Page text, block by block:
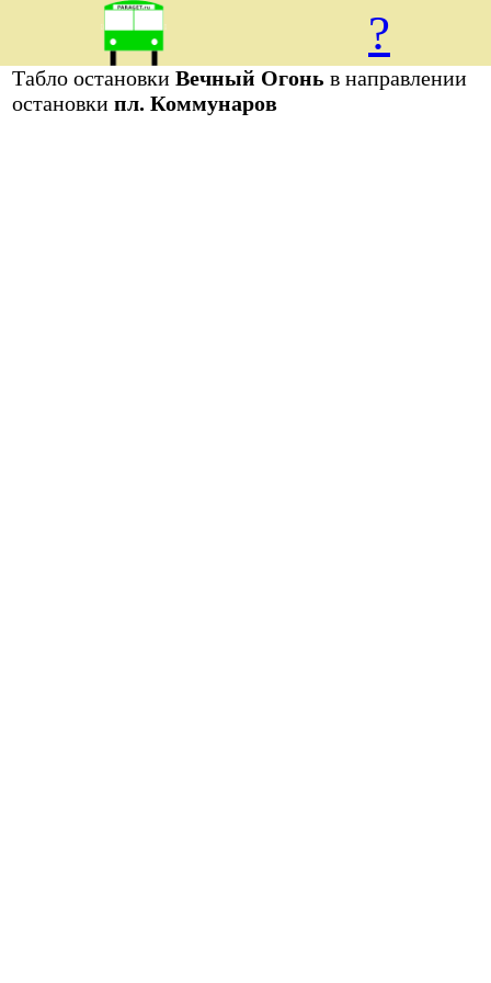
?
Табло остановкиВечный Огоньв направлении
остановкипл. Коммунаров